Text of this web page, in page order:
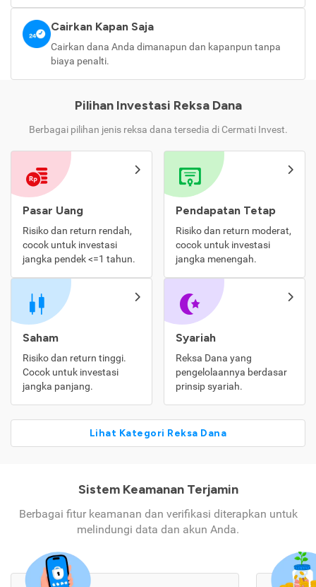
Cairkan Kapan Saja
Cairkan dana Anda dimanapun dan kapanpun tanpa
biaya penalti.
Pilihan Investasi Reksa Dana
Berbagai pilihan jenis reksa dana tersedia di Cermati Invest.
Pasar Uang
Risiko dan return rendah,
cocok untuk investasi
jangka pendek <=1 tahun.
Pendapatan Tetap
Risiko dan return moderat,
cocok untuk investasi
jangka menengah.
Saham
Risiko dan return tinggi.
Cocok untuk investasi
jangka panjang.
Syariah
Reksa Dana yang
pengelolaannya berdasar
prinsip syariah.
Lihat Kategori Reksa Dana
Sistem Keamanan Terjamin
Berbagai fitur keamanan dan verifikasi diterapkan untuk
melindungi data dan akun Anda.